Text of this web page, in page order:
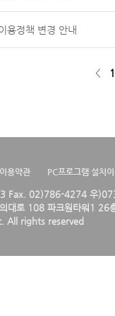
용정책 변경 안내
< 1
용약관 PC프로그램 설치
Fax. 02)786-4274 우
대로 108 파크원타워1 26
All rights reserved